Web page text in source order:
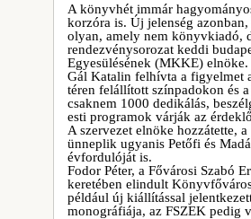
A könyvhét immár
korzóra is. Új jelenség
olyan, amely nem könyvkiadó,
rendezvénysorozat keddi
Egyesülésének (MKKE) elnöke.
Gál Katalin felhívta a figyelmet
téren felállított színpadokon és
csaknem 1000 dedikálás,
esti programok várják az
A szervezet elnöke hozzátette,
ünneplik ugyanis Petőfi és
évfordulóját is.
Fodor Péter, a Fővárosi Szabó
keretében elindult
például új kiállítással
monográfiája, az FSZEK pedig